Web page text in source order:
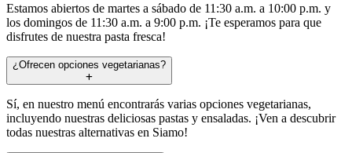
Estamos abiertos de martes a sábado de 11:30 a.m. a 10:00 p.m. y
los domingos de 11:30 a.m. a 9:00 p.m. ¡Te esperamos para que
disfrutes de nuestra pasta fresca!
¿Ofrecen opciones vegetarianas?
Sí, en nuestro menú encontrarás varias opciones vegetarianas,
incluyendo nuestras deliciosas pastas y ensaladas. ¡Ven a descubrir
todas nuestras alternativas en Siamo!